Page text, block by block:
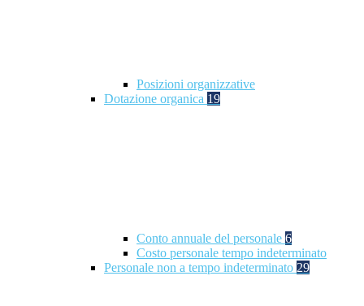
Posizioni organizzative
Dotazione organica 19
Conto annuale del personale 6
Costo personale tempo indeterminato
Personale non a tempo indeterminato 29